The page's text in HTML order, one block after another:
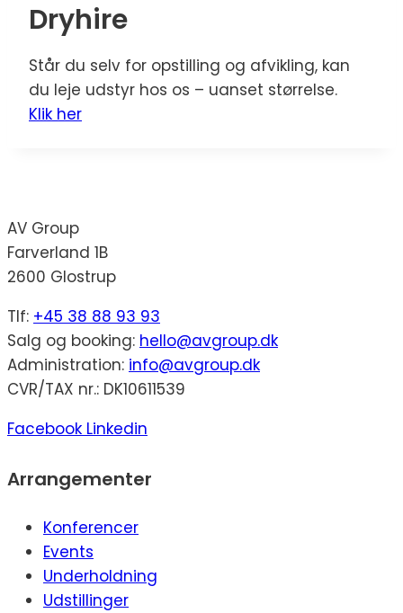
Dryhire
Står du selv for opstilling og afvikling, kan
du leje udstyr hos os – uanset størrelse.
Klik her
AV Group
Farverland 1B
2600 Glostrup
Tlf: +45 38 88 93 93
Salg og booking: hello@avgroup.dk
Administration: info@avgroup.dk
CVR/TAX nr.: DK10611539
Facebook Linkedin
Arrangementer
Konferencer
Events
Underholdning
Udstillinger